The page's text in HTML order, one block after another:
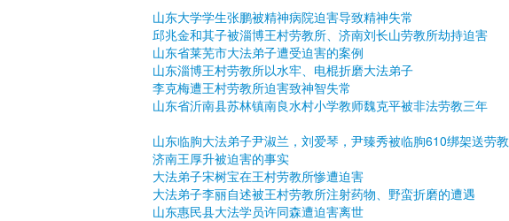
山东大学学生张鹏被精神病院迫害导致精神失常
邱兆金和其子被淄博王村劳教所、济南刘长山劳教所劫持迫害
山东省莱芜市大法弟子遭受迫害的案例
山东淄博王村劳教所以水牢、电棍折磨大法弟子
李克梅遭王村劳教所迫害致神智失常
山东省沂南县苏林镇南良水村小学教师魏克平被非法劳教三年
山东临朐大法弟子尹淑兰，刘爱琴，尹臻秀被临朐610绑架送劳教
济南王厚升被迫害的事实
大法弟子宋树宝在王村劳教所惨遭迫害
大法弟子李丽自述被王村劳教所注射药物、野蛮折磨的遭遇
山东惠民县大法学员许同森遭迫害离世